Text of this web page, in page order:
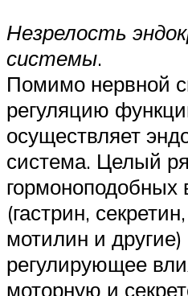
Незрелость
системы.
Помимо нервной
регуляцию
осуществляет
система. Целый
гормоноподобных
(гастрин,
мотилин и
регулирующее
моторную и